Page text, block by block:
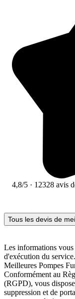
4,8/5 · 12328 avis
Tous les devis de
Les informations vous
d'exécution du
Meilleures Pompes
Conformément au
(RGPD), vous
suppression et de